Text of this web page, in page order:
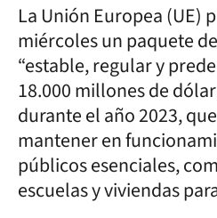
La Unión Europea (UE)
miércoles un paquete
“estable, regular y
18.000 millones de
durante el año 2023,
mantener en
públicos esenciales,
escuelas y viviendas